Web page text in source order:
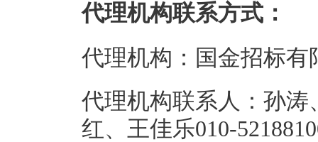
代理机构联系方式：
代理机构：国金招标有
代理机构联系人：孙
红、王佳乐010-